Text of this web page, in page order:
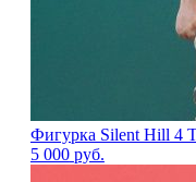
Фигурка Silent Hill 4
5 000 руб.